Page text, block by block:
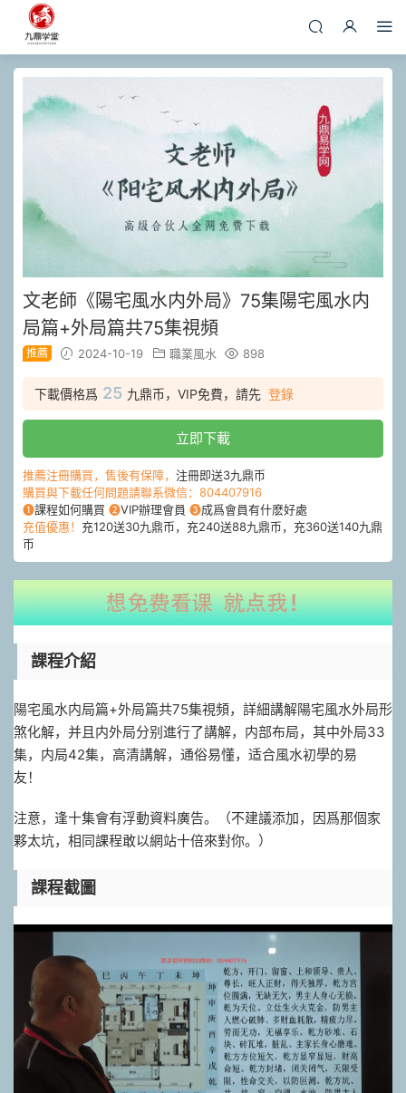
文老師《陽宅風水内外局》75集陽宅風水内
局篇+外局篇共75集視頻
推薦 2024-10-19 職業風水 898
下載價格爲 25 九鼎币，VIP免費，請先 登錄
立即下載
推薦注冊購買，售後有保障， 注冊即送3九鼎币
購買與下載任何問題請聯系微信：804407916
❶課程如何購買 ❷VIP辦理會員 ❸成爲會員有什麽好處
充值優惠！ 充120送30九鼎币，充240送88九鼎币，充360送140九鼎
币
課程介紹
陽宅風水内局篇+外局篇共75集視頻，詳細講解陽宅風水外局形
煞化解，并且内外局分别進行了講解，内部布局，其中外局33
集，内局42集，高清講解，通俗易懂，适合風水初學的易
注意，逢十集會有浮動資料廣告。（不建議添加，因爲那個家
夥太坑，相同課程敢以網站十倍來對你。）
課程截圖